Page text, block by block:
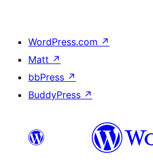
WordPress.com ↗
Matt ↗
bbPress ↗
BuddyPress ↗